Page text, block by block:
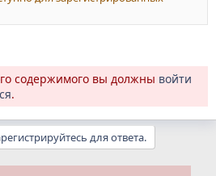
содержимого вы должны войти
.
для ответа.